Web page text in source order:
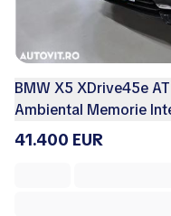
BMW X5 XDrive45e
Ambiental Memorie
41.400 EUR